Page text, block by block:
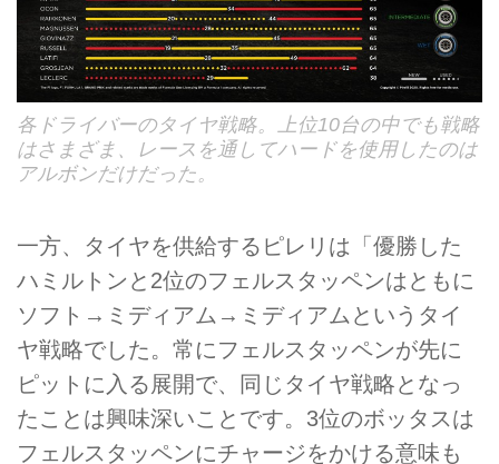
各ドライバーのタイヤ戦略。上位10台の中でも戦略
はさまざま、レースを通してハードを使用したのは
アルボンだけだった。
一方、タイヤを供給するピレリは「優勝した
ハミルトンと2位のフェルスタッペンはともに
ソフト→ミディアム→ミディアムというタイ
ヤ戦略でした。常にフェルスタッペンが先に
ピットに入る展開で、同じタイヤ戦略となっ
たことは興味深いことです。3位のボッタスは
フェルスタッペンにチャージをかける意味も